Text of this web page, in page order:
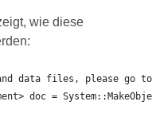
wie diese
data files, please go to
doc =